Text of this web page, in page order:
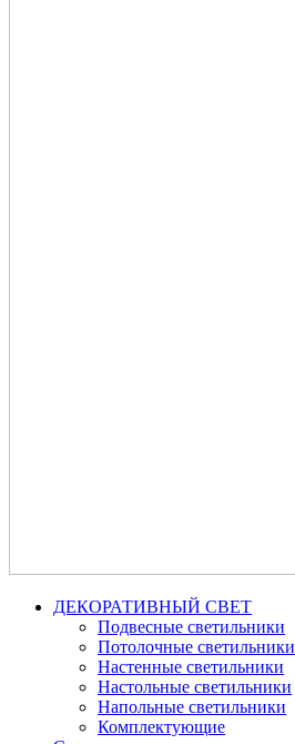
ДЕКОРАТИВНЫЙ СВЕТ
Подвесные светильники
Потолочные светильники
Настенные светильники
Настольные светильники
Напольные светильники
Комплектующие